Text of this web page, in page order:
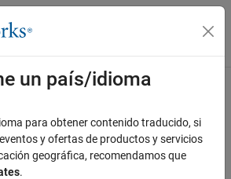
menú de navegación
Class
for tool that manages application
un país/idioma
para obtener contenido traducido, si
y ofertas de productos y servicios
geográfica, recomendamos que
.